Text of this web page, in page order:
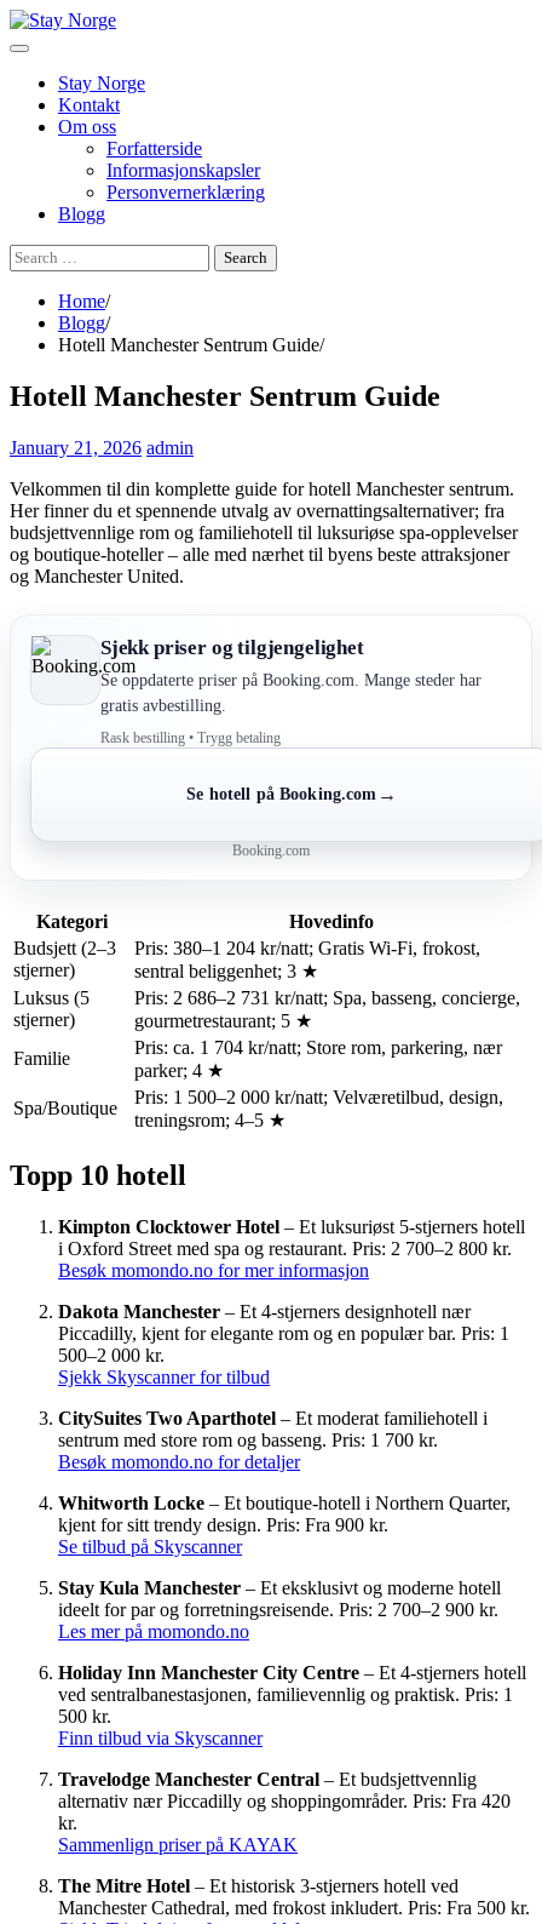
Skip
to
Stay Norge
Kontakt
Om oss
Forfatterside
Informasjonskapsler
Personvernerklæring
Blogg
Search
for:
Home
Blogg
Hotell Manchester Sentrum Guide
Hotell Manchester Sentrum Guide
January 21, 2026 admin
Velkommen til din komplette guide for hotell Manchester sentrum.
Her finner du et spennende utvalg av overnattingsalternativer; fra
budsjettvennlige rom og familiehotell til luksuriøse spa-opplevelser
og boutique-hoteller – alle med nærhet til byens beste attraksjoner
og Manchester United.
Sjekk priser og tilgjengelighet
Se oppdaterte priser på Booking.com. Mange steder har
gratis avbestilling.
Rask bestilling • Trygg betaling
Se hotell på Booking.com →
Booking.com
Kategori
Hovedinfo
Budsjett (2–3
stjerner)
Pris: 380–1 204 kr/natt; Gratis Wi-Fi, frokost,
sentral beliggenhet; 3 ★
Luksus (5
stjerner)
Pris: 2 686–2 731 kr/natt; Spa, basseng, concierge,
gourmetrestaurant; 5 ★
Familie
Pris: ca. 1 704 kr/natt; Store rom, parkering, nær
parker; 4 ★
Spa/Boutique
Pris: 1 500–2 000 kr/natt; Velværetilbud, design,
treningsrom; 4–5 ★
Topp 10 hotell
Kimpton Clocktower Hotel – Et luksuriøst 5-stjerners hotell
i Oxford Street med spa og restaurant. Pris: 2 700–2 800 kr.
Besøk momondo.no for mer informasjon
Dakota Manchester – Et 4-stjerners designhotell nær
Piccadilly, kjent for elegante rom og en populær bar. Pris: 1
500–2 000 kr.
Sjekk Skyscanner for tilbud
CitySuites Two Aparthotel – Et moderat familiehotell i
sentrum med store rom og basseng. Pris: 1 700 kr.
Besøk momondo.no for detaljer
Whitworth Locke – Et boutique-hotell i Northern Quarter,
kjent for sitt trendy design. Pris: Fra 900 kr.
Se tilbud på Skyscanner
Stay Kula Manchester – Et eksklusivt og moderne hotell
ideelt for par og forretningsreisende. Pris: 2 700–2 900 kr.
Les mer på momondo.no
Holiday Inn Manchester City Centre – Et 4-stjerners hotell
ved sentralbanestasjonen, familievennlig og praktisk. Pris: 1
500 kr.
Finn tilbud via Skyscanner
Travelodge Manchester Central – Et budsjettvennlig
alternativ nær Piccadilly og shoppingområder. Pris: Fra 420
kr.
Sammenlign priser på KAYAK
The Mitre Hotel – Et historisk 3-stjerners hotell ved
Manchester Cathedral, med frokost inkludert. Pris: Fra 500 kr.